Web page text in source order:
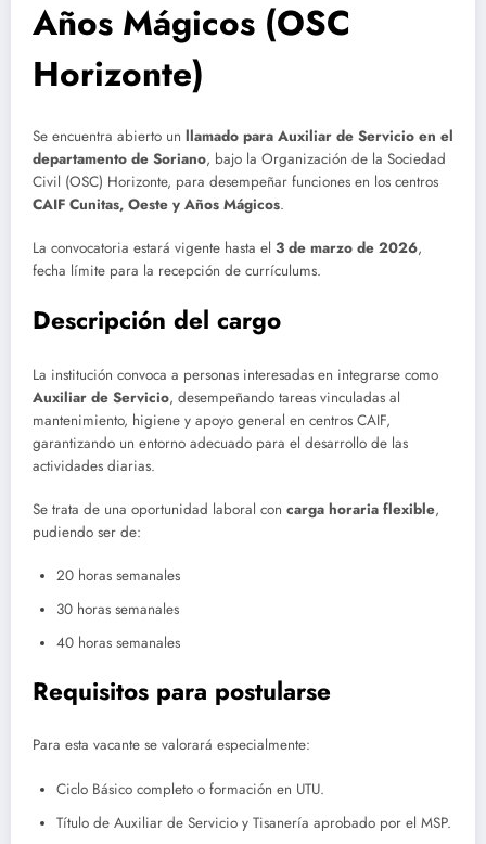
Años Mágicos (OSC
Horizonte)
Se encuentra abierto un llamado para Auxiliar de Servicio en el
departamento de Soriano, bajo la Organización de la Sociedad
Civil (OSC) Horizonte, para desempeñar funciones en los centros
CAIF Cunitas, Oeste y Años Mágicos.
La convocatoria estará vigente hasta el 3 de marzo de 2026,
fecha límite para la recepción de currículums.
Descripción del cargo
La institución convoca a personas interesadas en integrarse como
Auxiliar de Servicio, desempeñando tareas vinculadas al
mantenimiento, higiene y apoyo general en centros CAIF,
garantizando un entorno adecuado para el desarrollo de las
actividades diarias.
Se trata de una oportunidad laboral con carga horaria flexible,
pudiendo ser de:
20 horas semanales
30 horas semanales
40 horas semanales
Requisitos para postularse
Para esta vacante se valorará especialmente:
Ciclo Básico completo o formación en UTU.
Título de Auxiliar de Servicio y Tisanería aprobado por el MSP.